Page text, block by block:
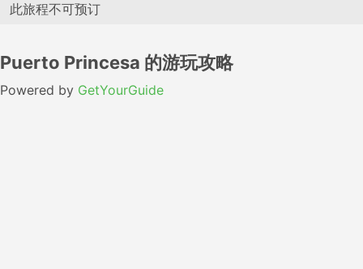
此旅程不可预订
Puerto Princesa 的游玩攻略
Powered by GetYourGuide